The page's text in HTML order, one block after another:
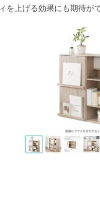
ィを上げる効果にも期待が